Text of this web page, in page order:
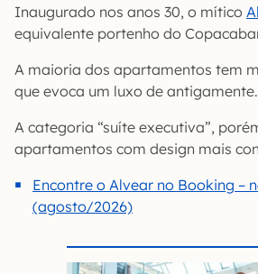
Inaugurado nos anos 30, o mítico
equivalente portenho do
A maioria dos apartamentos tem
que evoca um luxo de antigamente.
A categoria “suíte executiva”,
apartamentos com design mais
Encontre o Alvear no Booking –
(agosto/2026)